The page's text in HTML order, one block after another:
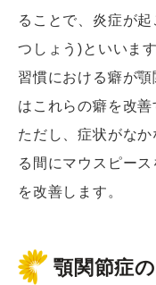
ることで、炎症が
つしょう)といいま
習慣における癖が
はこれらの癖を改善
ただし、症状がな
る間にマウスピー
を改善します。
顎関節症